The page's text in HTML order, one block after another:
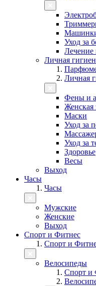
Уход за
Лечение
Личная
Личная
Фены и
Женская
Маски
Уход за
Уход за
Здоровье
Весы
Выход
Часы
Часы
Мужские
Женские
Выход
Спорт и Фитнес
Спорт и
Велосипеды
Спорт и